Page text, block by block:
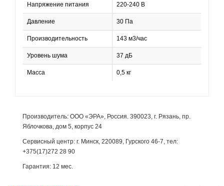
Напряжение питания 220-240 В
Давление 30 Па
Производительность 143 м3/час
Уровень шума 37 дБ
Масса 0,5 кг
Производитель: ООО «ЭРА», Россия. 390023, г. Рязань, пр.
Яблочкова, дом 5, корпус 24
Сервисный центр: г. Минск, 220089, Гурского 46-7, тел:
+375(17)272 28 90
Гарантия: 12 мес.